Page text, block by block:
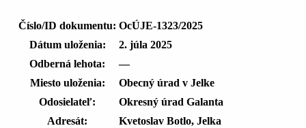
Číslo/ID dokumentu: OcÚJE-1323/2025
Dátum uloženia:
2. júla 2025
Odberná lehota:
—
Miesto uloženia:
Obecný úrad v Jelke
Odosielateľ:
Okresný úrad Galanta
Adresát:
Kvetoslav Botlo, Jelka